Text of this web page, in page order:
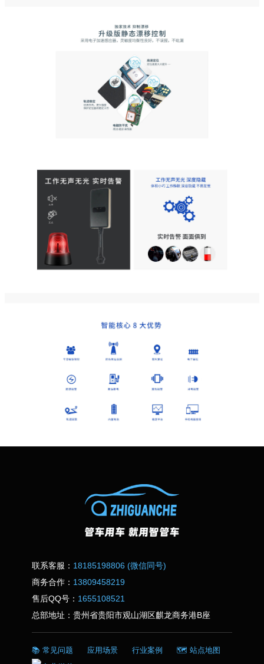
联系客服： 18185198806 (微信同号)
商务合作： 13809458219
售后QQ号： 1655108521
总部地址：贵州省贵阳市观山湖区麒龙商务港B座
📚 常见问题 应用场景 行业案例 🗺️ 站点地图